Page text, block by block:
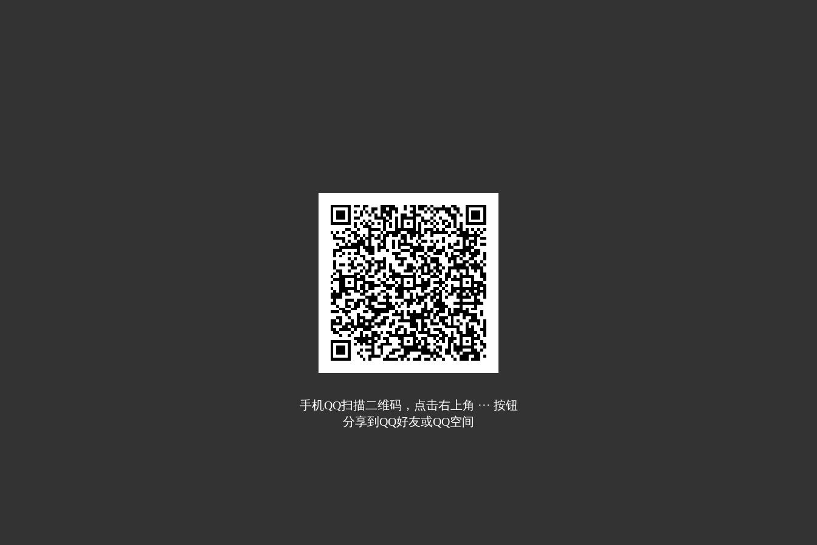
手机QQ扫描二维码，点击右上角 ··· 按钮
分享到QQ好友或QQ空间